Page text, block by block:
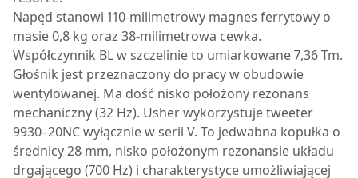
Napęd stanowi 110-milimetrowy magnes ferrytowy o
masie 0,8 kg oraz 38-milimetrowa cewka.
Współczynnik BL w szczelinie to umiarkowane 7,36 Tm.
Głośnik jest przeznaczony do pracy w obudowie
wentylowanej. Ma dość nisko położony rezonans
mechaniczny (32 Hz). Usher wykorzystuje tweeter
9930–20NC wyłącznie w serii V. To jedwabna kopułka o
średnicy 28 mm, nisko położonym rezonansie układu
drgającego (700 Hz) i charakterystyce umożliwiającej